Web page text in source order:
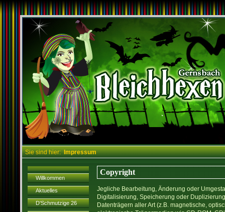
Sie sind hier:Impressum
Willkommen
Aktuelles
D'Schmutzige 26
Copyright
Jegliche Bearbeitung, Änderung oder
Digitalisierung, Speicherung oder
Datenträgern aller Art (z.B. magnetische,